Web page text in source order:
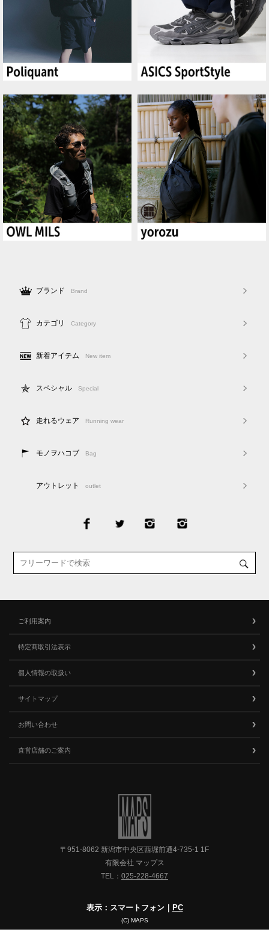
ブランド Brand
カテゴリ Category
新着アイテム New item
スペシャル Special
走れるウェア Running wear
モノヲハコブ Bag
アウトレット outlet
ご利用案内
特定商取引法表示
個人情報の取扱い
サイトマップ
お問い合わせ
直営店舗のご案内
〒951-8062 新潟市中央区西堀前通4-735-1 1F
有限会社 マップス
TEL： 025-228-4667
表示：スマートフォン｜ PC
(C) MAPS